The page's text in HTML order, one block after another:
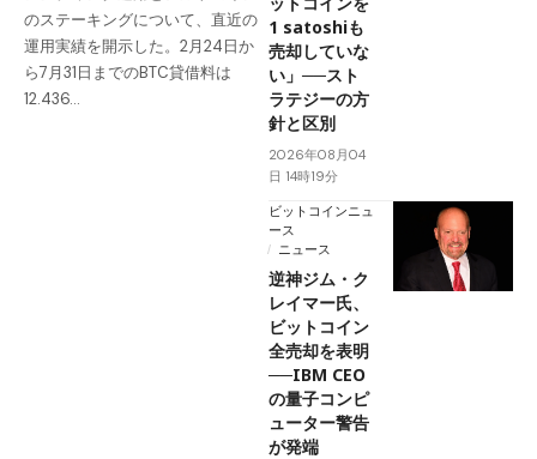
のステーキングについて、直近の
運用実績を開示した。2月24日か
ら7月31日までのBTC貸借料は
12.436…
1 satoshiも
売却していな
い」──スト
ラテジーの方
針と区別
2026年08月04
日 14時19分
ビットコインニュ
ース
ニュース
逆神ジム・ク
レイマー氏、
ビットコイン
全売却を表明
──IBM CEO
の量子コンピ
ューター警告
が発端